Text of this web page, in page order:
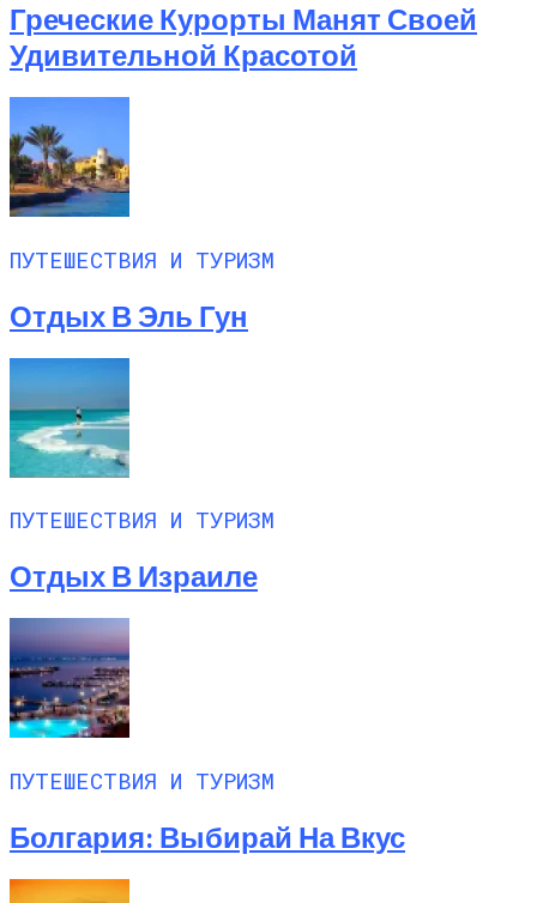
Греческие Курорты Манят Своей
Удивительной Красотой
ПУТЕШЕСТВИЯ И ТУРИЗМ
Отдых В Эль Гун
ПУТЕШЕСТВИЯ И ТУРИЗМ
Отдых В Израиле
ПУТЕШЕСТВИЯ И ТУРИЗМ
Болгария: Выбирай На Вкус